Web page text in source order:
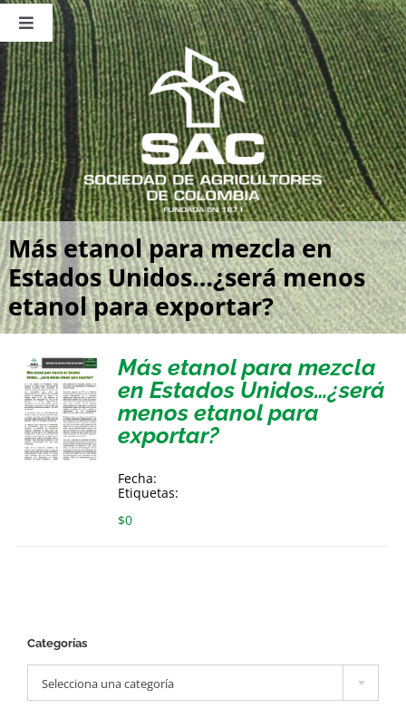
Saltar
contenido
Toggle
Navigation
Nosotros
Publicaciones
Sala de Prensa
Eventos
Más etanol para mezcla en
Estados Unidos…¿será menos
etanol para exportar?
Más etanol para mezcla
en Estados Unidos…¿será
menos etanol para
exportar?
Fecha:
Etiquetas:
$0
Categorías
Selecciona una categoría